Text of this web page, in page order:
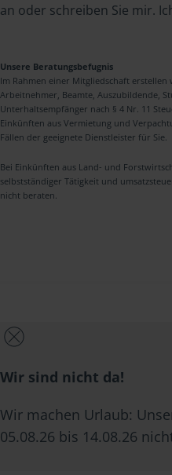
an oder schreiben Sie mir.
Unsere Beratungsbefugnis
Im Rahmen einer Mitgliedschaft
Arbeitnehmer, Beamte, Auszubildende,
Unterhaltsempfänger nach § 4 Nr. 11
Einkünften aus Vermietung und
Fällen der geeignete Dienstleister für Sie.
Bei Einkünften aus Land- und
selbstständiger Tätigkeit und
nicht beraten.
Wir sind nicht da!
Wir machen Urlaub:
05.08.26 bis 14.08.26